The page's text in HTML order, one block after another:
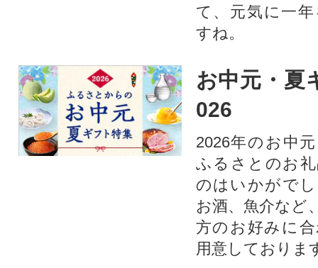
て、元気に一
すね。
お中元・夏
026
2026年のお中
ふるさとのお
のはいかがで
お酒、魚介など
方のお好みに
用意しておりま